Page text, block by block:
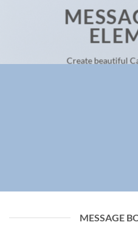
Create beautiful
MESSAGE